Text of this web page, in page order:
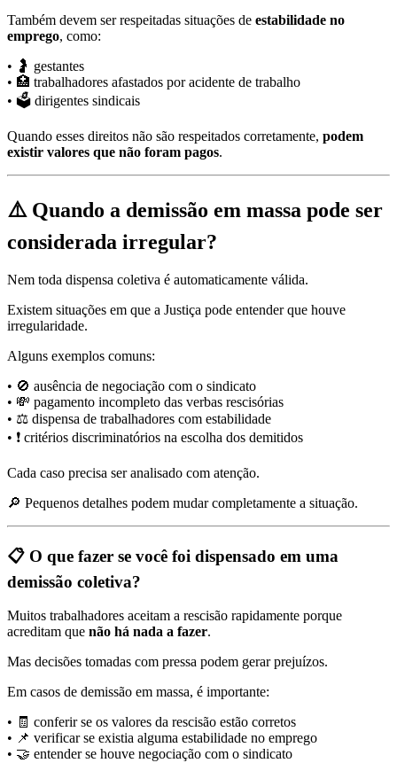
Também devem ser respeitadas situações de estabilidade no
emprego, como:
• 🤰 gestantes
• 🏥 trabalhadores afastados por acidente de trabalho
• 🗳️ dirigentes sindicais
Quando esses direitos não são respeitados corretamente, podem
existir valores que não foram pagos.
⚠️ Quando a demissão em massa pode ser
considerada irregular?
Nem toda dispensa coletiva é automaticamente válida.
Existem situações em que a Justiça pode entender que houve
irregularidade.
Alguns exemplos comuns:
• 🚫 ausência de negociação com o sindicato
• 💸 pagamento incompleto das verbas rescisórias
• ⚖️ dispensa de trabalhadores com estabilidade
• ❗ critérios discriminatórios na escolha dos demitidos
Cada caso precisa ser analisado com atenção.
🔎 Pequenos detalhes podem mudar completamente a situação.
📋 O que fazer se você foi dispensado em uma
demissão coletiva?
Muitos trabalhadores aceitam a rescisão rapidamente porque
acreditam que não há nada a fazer.
Mas decisões tomadas com pressa podem gerar prejuízos.
Em casos de demissão em massa, é importante:
• 🧾 conferir se os valores da rescisão estão corretos
• 📌 verificar se existia alguma estabilidade no emprego
• 🤝 entender se houve negociação com o sindicato